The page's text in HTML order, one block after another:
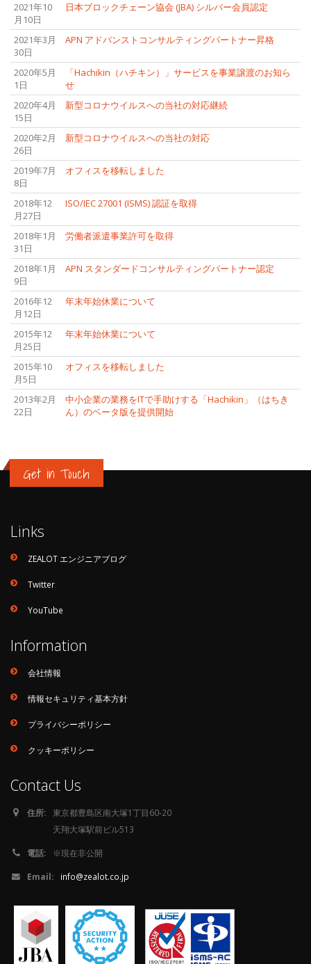
2021年10
月10日
日本ブロックチェーン協会 (JBA) シルバー会員認定
2021年3月
30日
APN アドバンストコンサルティングパートナー昇格
2020年5月
1日
「Hachikin（ハチキン）」サービスを事業譲渡のお知ら
せ
2020年4月
15日
新型コロナウイルスへの当社の対応継続
2020年2月
26日
新型コロナウイルスへの当社の対応
2019年7月
8日
オフィスを移転しました
2018年12
月27日
ISO/IEC 27001 (ISMS) 認証を取得
2018年1月
31日
労働者派遣事業許可を取得
2018年1月
9日
APN スタンダードコンサルティングパートナー認定
2016年12
月12日
年末年始休業について
2015年12
月25日
年末年始休業について
2015年10
月5日
オフィスを移転しました
2013年2月
22日
中小企業の業務をITで手助けする「Hachikin」（はちき
ん）のベータ版を提供開始
Get in Touch
Links
ZEALOT エンジニアブログ
Twitter
YouTube
Information
会社情報
情報セキュリティ基本方針
プライバシーポリシー
クッキーポリシー
Contact Us
住所:
東京都豊島区南大塚1丁目60-20
天翔大塚駅前ビル513
電話: ※現在非公開
Email: info@zealot.co.jp